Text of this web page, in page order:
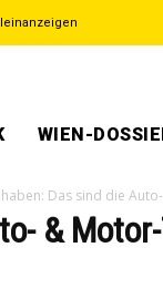
WIEN-
Das sind die
&